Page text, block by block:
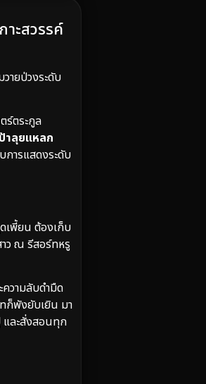
ะสวรรค์
ายป่วงระดับ
ร์ตระกูล
าลุยแหลก
ารแสดงระดับ
เพี้ยน ต้องเก็บ
ว ณ รีสอร์ทหรู
วามลับดำมืด
ทก็พังยับเยิน มา
และสั่งสอนทุก